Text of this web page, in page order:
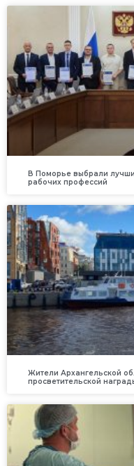
В Поморье выбрали
рабочих профессий
Жители Архангельской
просветительской